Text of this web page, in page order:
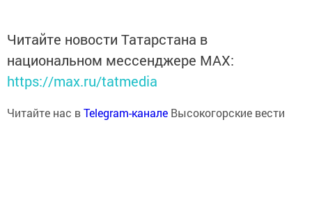
Читайте новости Татарстана в
национальном мессенджере MАХ:
https://max.ru/tatmedia
Читайте нас вTelegram-канале Высокогорские вести